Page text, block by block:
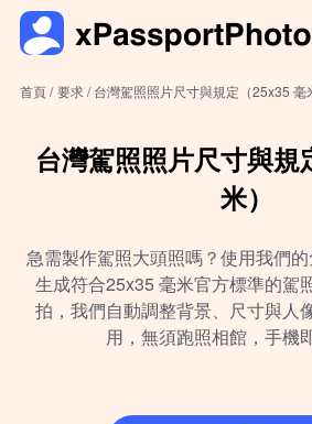
首頁 / 要求 /台灣駕照照片尺寸與規定（25x35 毫
台灣駕照照片尺寸與規
米）
急需製作駕照大頭照嗎？使用我們
生成符合25x35 毫米官方標準的駕
拍，我們自動調整背景、尺寸與人
用，無須跑照相館，手機